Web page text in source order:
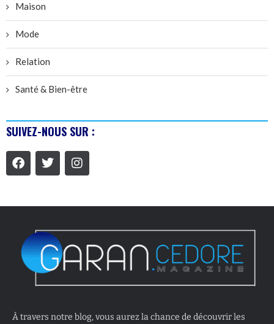
Maison
Mode
Relation
Santé & Bien-être
SUIVEZ-NOUS SUR :
À travers notre blog, vous aurez la chance de découvrir les